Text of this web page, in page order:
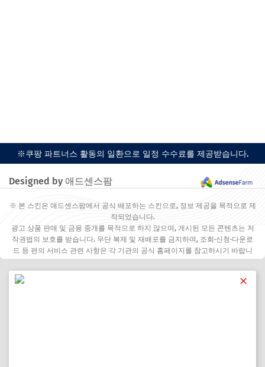
※쿠팡 파트너스 활동의 일환으로 일정 수수료를 제공받습니다.
Designed by 애드센스팜
※ 본 스킨은 애드센스팜에서 공식 배포하는 스킨으로, 정보 제공을 목적으로 제
작되었습니다.
광고 상품 판매 및 금융 중개를 목적으로 하지 않으며, 게시된 모든 콘텐츠는 저
작권법의 보호를 받습니다. 무단 복제 및 재배포를 금지하며, 조회·신청·다운로
드 등 편의 서비스 관련 사항은 각 기관의 공식 홈페이지를 참고하시기 바랍니
✕